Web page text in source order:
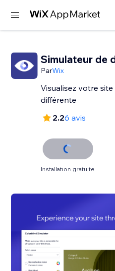
Simulateur de
ParWix
Visualisez votre
différente
2.26 avis
Installation gratuite